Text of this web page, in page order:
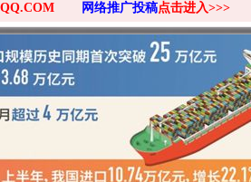
网络推广投稿点击进入>>>